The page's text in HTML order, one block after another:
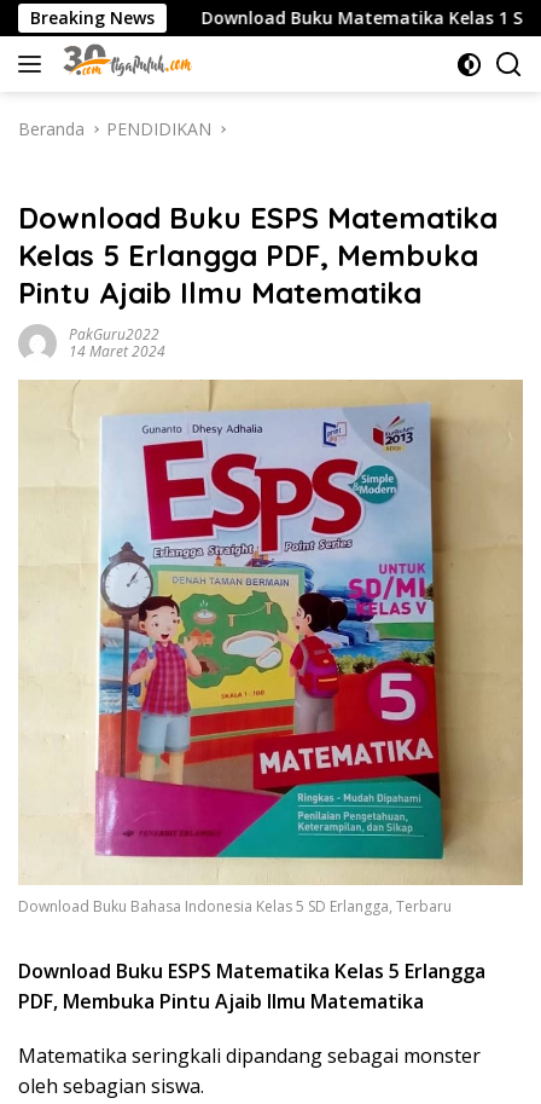
Langsung
ke
konten
Breaking NewsDownload Buku Matematika Kelas 1 SD Penerbit
Beranda PENDIDIKAN
Download Buku ESPS Matematika
Kelas 5 Erlangga PDF, Membuka
Pintu Ajaib Ilmu Matematika
PakGuru2022
14 Maret 2024
Download Buku Bahasa Indonesia Kelas 5 SD Erlangga, Terbaru
Download Buku ESPS Matematika Kelas 5 Erlangga
PDF, Membuka Pintu Ajaib Ilmu Matematika
Matematika seringkali dipandang sebagai monster
oleh sebagian siswa.